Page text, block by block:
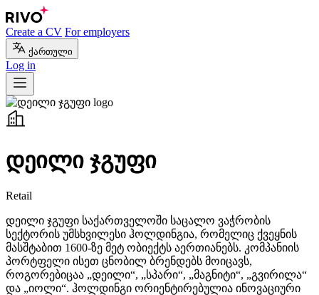
Create a CV For employers
ქართული
Log in
დეილი ჯგუფი
Retail
დეილი ჯგუფი საქართველოში საცალო ვაჭრობის
სექტორის უმსხვილესი ჰოლდინგია, რომელიც ქვეყნის
მასშტაბით 1600-ზე მეტ ობიექტს აერთიანებს. კომპანიის
პორტფელი ისეთ ცნობილ ბრენდებს მოიცავს,
როგორებიცაა „დეილი“, „სპარი“, „მაგნიტი“, „გვირილა“
და „იოლი“. ჰოლდინგი ორიენტირებულია ინოვაციური